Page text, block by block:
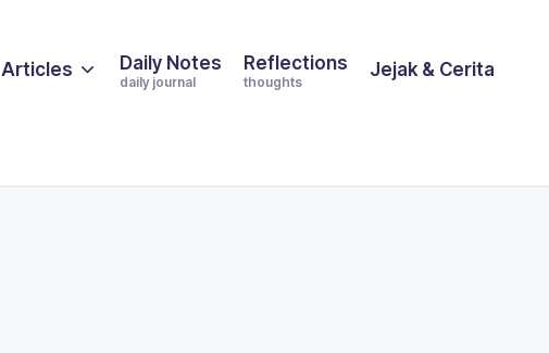
Articles Daily Notes
daily journal
Reflections
thoughts
Jejak & Cerita